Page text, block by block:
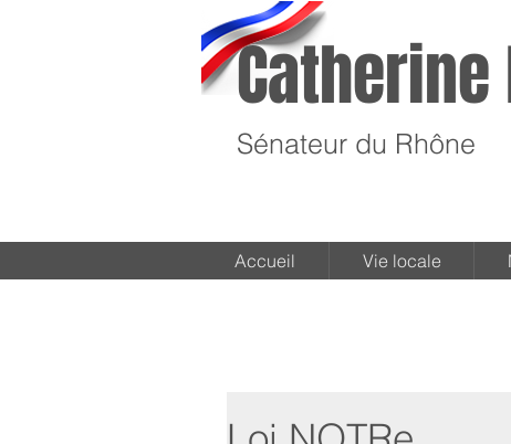
Catherine
Sénateur du Rhône
Accueil Vie locale